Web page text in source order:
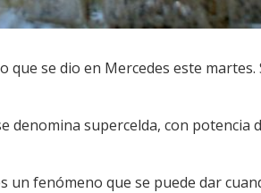
se dio en Mercedes este martes.
denomina supercelda, con potencia
un fenómeno que se puede dar